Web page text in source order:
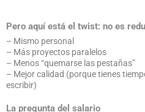
Pero aquí está el twist: no es
– Mismo personal
– Más proyectos paralelos
– Menos “quemarse las pestañas”
– Mejor calidad (porque tienes
escribir)
La pregunta del salario